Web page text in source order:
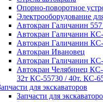
Опорно-поворотное
Электрооборудование
Автокран Галичанин
Автокран Галичанин
Автокран Галичанин
Автокран Ивановец
Автокран Галичанин
Автокран Челябинец
32т КС-55730 / 40т. КС-
для экскаваторов
Запчасти для